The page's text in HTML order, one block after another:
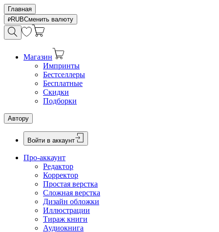
Главная
RUBСменить валюту
Магазин
Импринты
Бестселлеры
Бесплатные
Скидки
Подборки
Автору
Войти в аккаунт
Про-аккаунт
Редактор
Корректор
Простая верстка
Сложная верстка
Дизайн обложки
Иллюстрации
Тираж книги
Аудиокнига